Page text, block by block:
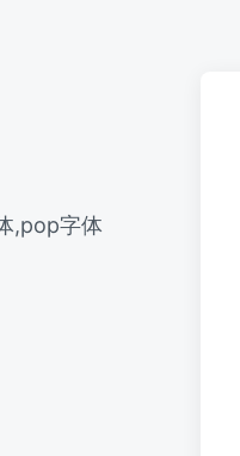
,pop字体